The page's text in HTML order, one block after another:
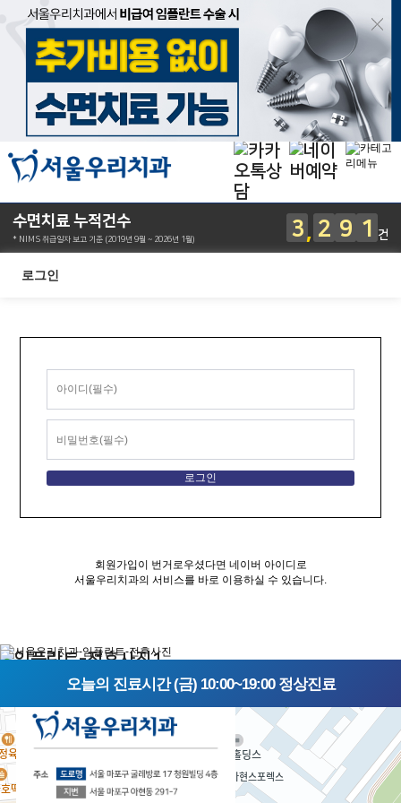
수면치료 누적건수
* NIMS 취급일자 보고 기준 (2019년 9월 ~ 2026년 1월) 3 2 9 1 건
로그인
회원가입이 번거로우셨다면 네이버 아이디로
서울우리치과의 서비스를 바로 이용하실 수 있습니다.
오늘의 진료시간 (금) 10:00~19:00 정상진료